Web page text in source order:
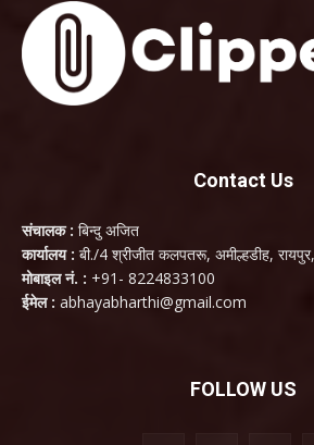
Contact Us
संचालक : बिन्दु अजित
कार्यालय : बी./4 श्रीजीत कलपतरू, अमील्हडीह,
मोबाइल नं. : +91- 8224833100
ईमेल : abhayabharthi@gmail.com
FOLLOW US